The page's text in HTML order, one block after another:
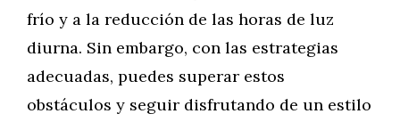
frío y a la reducción de las horas de luz
diurna. Sin embargo, con las estrategias
adecuadas, puedes superar estos
obstáculos y seguir disfrutando de un estilo